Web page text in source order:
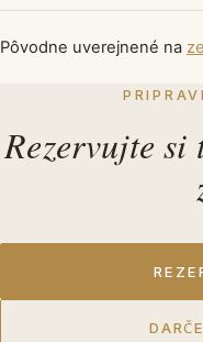
Pôvodne uverejnené na
Rezervujte